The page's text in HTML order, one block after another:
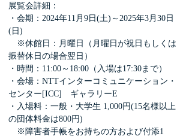
展覧会詳細：
・会期：2024年11月9日(土)～2025年3月30日
(日)
※休館日：月曜日（月曜日が祝日もしくは
振替休日の場合翌日）
・時間：11:00～18:00（入場は17:30まで）
・会場：NTTインターコミュニケーション・
センター[ICC]　ギャラリーE
・入場料：一般・大学生 1,000円(15名様以上
の団体料金は800円)
※障害者手帳をお持ちの方および付添1